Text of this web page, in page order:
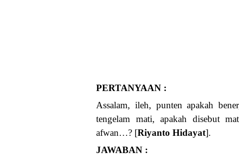
PERTANYAAN :
Assalam, ileh, punten apakah
tengelam mati, apakah disebut
afwan…? [Riyanto Hidayat].
JAWABAN :